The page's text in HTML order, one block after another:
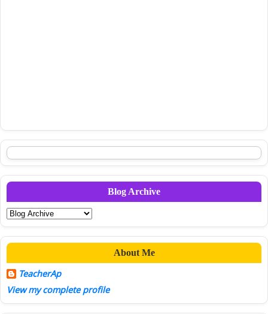
Blog Archive
About Me
TeacherAp
View my complete profile